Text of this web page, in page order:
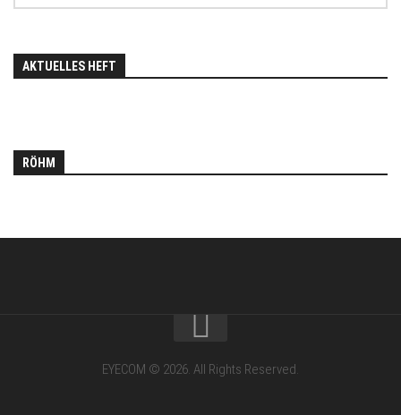
AKTUELLES HEFT
RÖHM
EYECOM © 2026. All Rights Reserved.